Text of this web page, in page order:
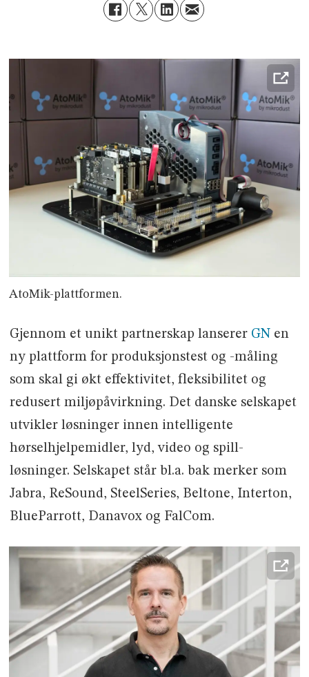
AtoMik-plattformen.
Gjennom et unikt partnerskap lanserer GN en
ny plattform for produksjonstest og -måling
som skal gi økt effektivitet, fleksibilitet og
redusert miljøpåvirkning. Det danske selskapet
utvikler løsninger innen intelligente
hørselhjelpemidler, lyd, video og spill-
løsninger. Selskapet står bl.a. bak merker som
Jabra, ReSound, SteelSeries, Beltone, Interton,
BlueParrott, Danavox og FalCom.